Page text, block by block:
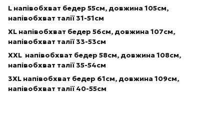
L напівобхват бедер 55см, довжина 105см,
напівобхват талії 31-51см
XL напівобхват бедер 56см, довжина 107см,
напівобхват талії 33-53см
XXL напівобхват бедер 58см, довжина 108см,
напівобхват талії 35-54см
3XL напівобхват бедер 61см, довжина 109см,
напівобхват талії 40-55см